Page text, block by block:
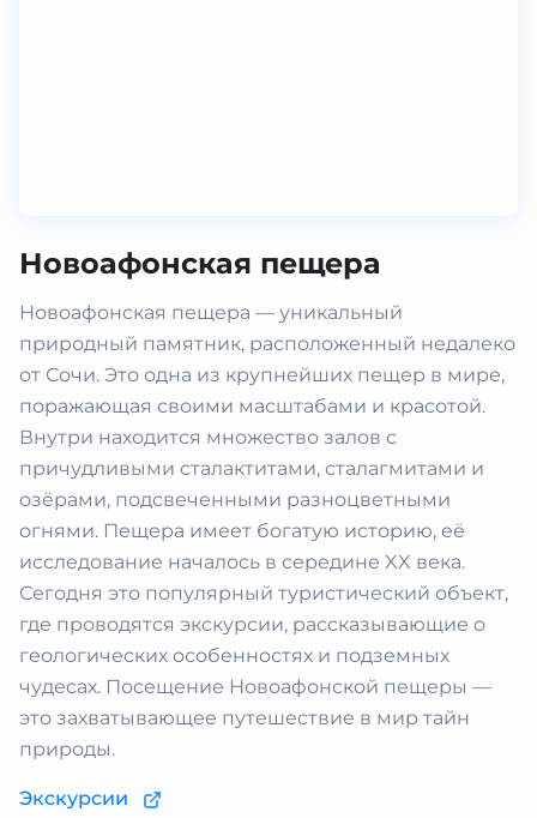
Новоафонская пещера
Новоафонская пещера — уникальный
природный памятник, расположенный недалеко
от Сочи. Это одна из крупнейших пещер в мире,
поражающая своими масштабами и красотой.
Внутри находится множество залов с
причудливыми сталактитами, сталагмитами и
озёрами, подсвеченными разноцветными
огнями. Пещера имеет богатую историю, её
исследование началось в середине XX века.
Сегодня это популярный туристический объект,
где проводятся экскурсии, рассказывающие о
геологических особенностях и подземных
чудесах. Посещение Новоафонской пещеры —
это захватывающее путешествие в мир тайн
природы.
Экскурсии